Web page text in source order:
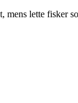
lette fisker